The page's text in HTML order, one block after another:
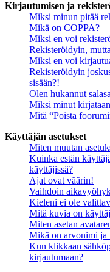
Kirjautumisen ja
Miksi minun pitää
Mikä on COPPA?
Miksi en voi
Rekisteröidyin,
Miksi en voi
Rekisteröidyin
sisään?!
Olen hukannut
Miksi minut
Mitä “Poista
Käyttäjän asetukset
Miten muutan
Kuinka estän
käyttäjissä?
Ajat ovat väärin!
Vaihdoin
Kieleni ei ole
Mitä kuvia on
Miten asetan
Mikä on arvonimi ja
Kun klikkaan
kirjautumaan?